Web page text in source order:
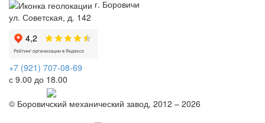
г. Боровичи
ул. Советская, д. 142
+7 (921) 707-08-69
с 9.00 до 18.00
© Боровичский механический завод, 2012 – 2026